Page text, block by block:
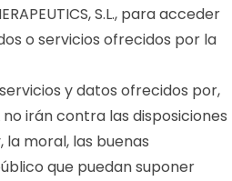
S.L., para acceder
o servicios ofrecidos por la
y datos ofrecidos por,
no irán contra las disposiciones
la moral, las buenas
que puedan suponer